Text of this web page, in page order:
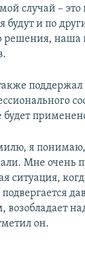
случай – это
будут и по
наша
поддержал
будет
я
Мне очень
ситуация,
он.